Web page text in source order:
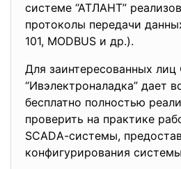
системе “АТЛАНТ”
протоколы передачи
101, МОDBUS и др.).
Для заинтересованных
“Ивэлектроналадка” дает
бесплатно полностью
проверить на практике
SСАDА-системы,
конфигурирования